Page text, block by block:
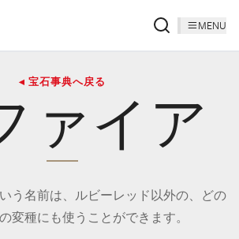
MENU
◂ 宝石事典へ戻る
ァイア
う名前は、ルビーレッド以外の、どの
変種にも使うことができます。